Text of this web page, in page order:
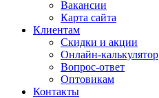
Вакансии
Карта сайта
Клиентам
Скидки и акции
Онлайн-калькулятор
Вопрос-ответ
Оптовикам
Контакты